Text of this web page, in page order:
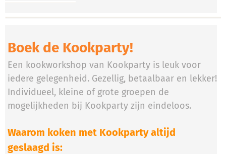
Boek de Kookparty!
Een kookworkshop van Kookparty is leuk voor
iedere gelegenheid. Gezellig, betaalbaar en lekker!
Individueel, kleine of grote groepen de
mogelijkheden bij Kookparty zijn eindeloos.
Waarom koken met Kookparty altijd
geslaagd is: